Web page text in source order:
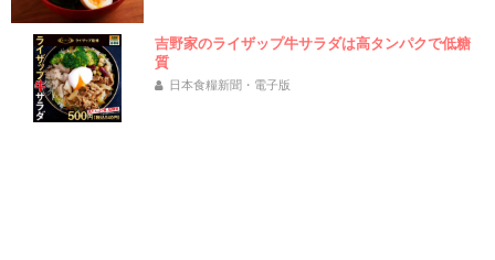
吉野家のライザップ牛サラダは高タンパクで低糖
質
日本食糧新聞・電子版